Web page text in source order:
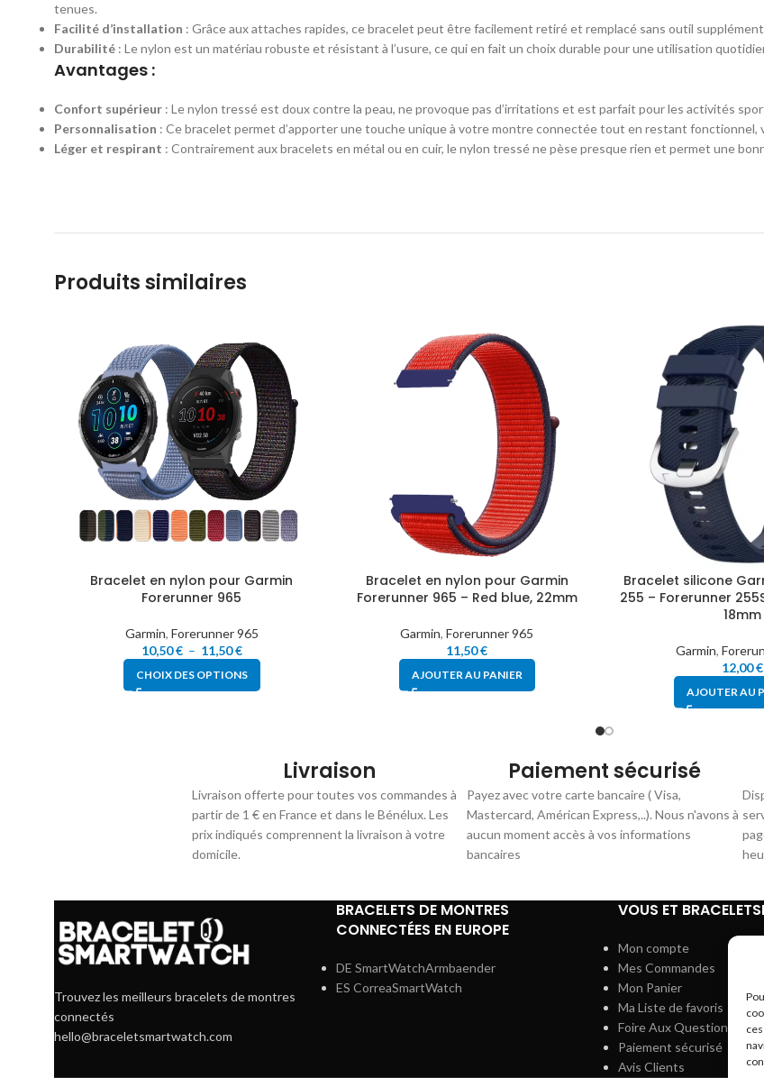
tenues.
Facilité d’installation : Grâce aux attaches rapides, ce bracelet peut être facilement retiré et remplacé sans outil
Durabilité : Le nylon est un matériau robuste et résistant à l’usure, ce qui en fait un choix durable pour une utilisation
Avantages :
Confort supérieur : Le nylon tressé est doux contre la peau, ne provoque pas d’irritations et est parfait pour les activités
Personnalisation : Ce bracelet permet d’apporter une touche unique à votre montre connectée tout en restant fonctionnel,
Léger et respirant : Contrairement aux bracelets en métal ou en cuir, le nylon tressé ne pèse presque rien et permet une
Produits similaires
Bracelet en nylon pour Garmin
Forerunner 965
Garmin, Forerunner 965
10,50€ – 11,50€
CHOIX DES OPTIONS
Bracelet en nylon pour Garmin
Forerunner 965 – Red blue, 22mm
Garmin,Forerunner 965
11,50€
AJOUTER AU PANIER
Bracelet silicone
255 – Forerunner
18mm
Garmin,
12,00€
AJOUTER AU
Livraison
Livraison offerte pour toutes vos commandes à
partir de 1 € en France et dans le Bénélux. Les
prix indiqués comprennent la livraison à votre
domicile.
Paiement sécurisé
Payez avec votre carte bancaire ( Visa,
Mastercard, Américan Express,..). Nous n'avons à
aucun moment accès à vos informations
bancaires
Trouvez les meilleurs bracelets de montres
connectés
hello@braceletsmartwatch.com
BRACELETS DE MONTRES
CONNECTÉES EN EUROPE
DE SmartWatchArmbaender
ES CorreaSmartWatch
VOUS ET
Mon compte
Mes Commandes
Mon Panier
Ma Liste de favoris
Foire Aux Questions
Paiement sécurisé
Avis Clients